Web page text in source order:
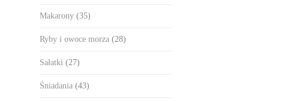
Makarony (35)
Ryby i owoce morza (28)
Sałatki (27)
Śniadania (43)